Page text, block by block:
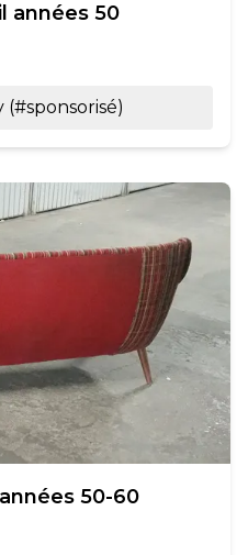
années 50
(#sponsorisé)
50-60